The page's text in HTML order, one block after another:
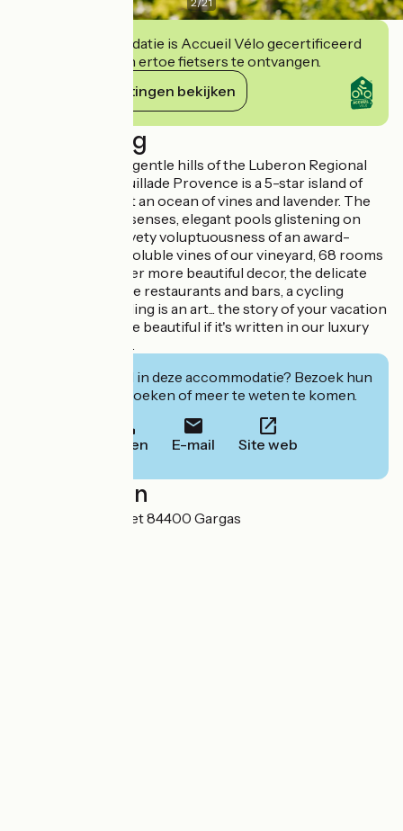
Deze accommodatie is Accueil Vélo gecertificeerd
en verbindt zich ertoe fietsers te ontvangen.
Haar verplichtingen bekijken
Beschrijving
Enveloped by the gentle hills of the Luberon Regional
Nature Park, Coquillade Provence is a 5-star island of
refinement amidst an ocean of vines and lavender. The
awakening of the senses, elegant pools glistening on
Provence, the velvety voluptuousness of an award-
winning Spa, the voluble vines of our vineyard, 68 rooms
and suites with ever more beautiful decor, the delicate
flavors of our three restaurants and bars, a cycling
center where cycling is an art... the story of your vacation
will always be more beautiful if it's written in our luxury
hotel in Provence.
Geïnteresseerd in deze accommodatie? Bezoek hun
website om te boeken of meer te weten te komen.
Bellen E-mail Site web
Localisation
Hameau le Perrotet 84400 Gargas